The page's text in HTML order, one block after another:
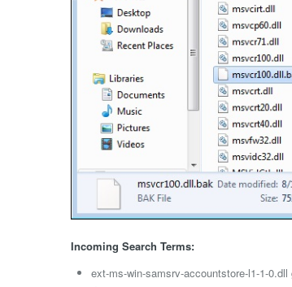
Incoming Search Terms:
ext-ms-win-samsrv-accountstore-l1-1-0.dll